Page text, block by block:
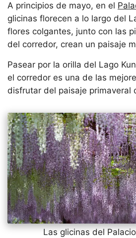
A principios de mayo, en el
glicinas florecen a lo largo del
flores colgantes, junto con las
del corredor, crean un paisaje
Pasear por la orilla del Lago
el corredor es una de las
disfrutar del paisaje primaveral
Las glicinas del